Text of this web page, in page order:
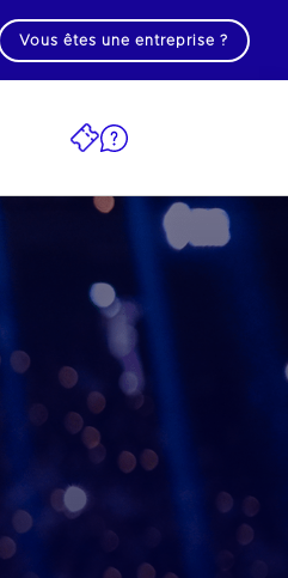
Vous êtes une entreprise ?